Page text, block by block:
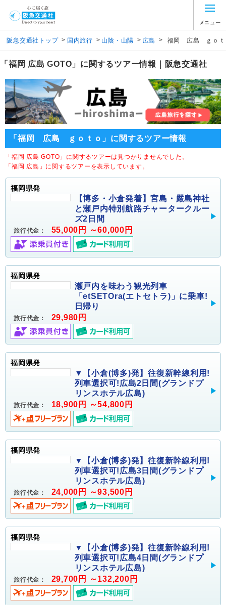
メニュー
阪急交通社トップ > 国内旅行 > 山陰・山陽 > 広島 > 福岡 広島 ｇｏｔ
「福岡 広島 GOTO」に関するツアー情報｜阪急交通社
「福岡 広島 ｇｏｔｏ」に関するツアー情報
「福岡 広島 GOTO」に関するツアーは見つかりませんでした。
「福岡 広島」に関するツアーを表示しています。
福岡県発
【博多・小倉発着】宮島・嚴島神社
と瀬戸内特別航路チャータークルー
ズ2日間
旅行代金： 55,000円 ～60,000円
福岡県発
瀬戸内を味わう観光列車
「etSETOra(エトセトラ)」に乗車!
日帰り
旅行代金： 29,980円
福岡県発
▼【小倉(博多)発】往復新幹線利用!
列車選択可!広島2日間(グランドプ
リンスホテル広島)
旅行代金： 18,900円 ～54,800円
福岡県発
▼【小倉(博多)発】往復新幹線利用!
列車選択可!広島3日間(グランドプ
リンスホテル広島)
旅行代金： 24,000円 ～93,500円
福岡県発
▼【小倉(博多)発】往復新幹線利用!
列車選択可!広島4日間(グランドプ
リンスホテル広島)
旅行代金： 29,700円 ～132,200円